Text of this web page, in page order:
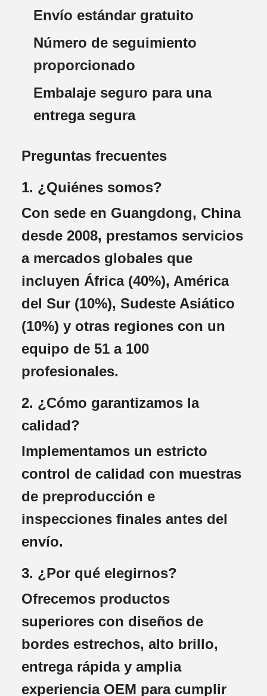
Envío estándar gratuito
Número de seguimiento
proporcionado
Embalaje seguro para una
entrega segura
Preguntas frecuentes
1. ¿Quiénes somos?
Con sede en Guangdong, China
desde 2008, prestamos servicios
a mercados globales que
incluyen África (40%), América
del Sur (10%), Sudeste Asiático
(10%) y otras regiones con un
equipo de 51 a 100
profesionales.
2. ¿Cómo garantizamos la
calidad?
Implementamos un estricto
control de calidad con muestras
de preproducción e
inspecciones finales antes del
envío.
3. ¿Por qué elegirnos?
Ofrecemos productos
superiores con diseños de
bordes estrechos, alto brillo,
entrega rápida y amplia
experiencia OEM para cumplir